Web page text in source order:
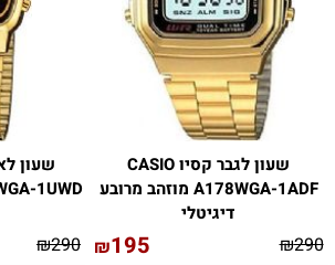
שעון לגבר קסיו CASIO
A178WGA-1ADF מוזהב מרובע
דיגיטלי
₪290
₪195
₪290